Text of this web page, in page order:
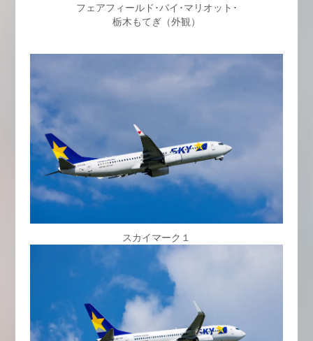
フェアフィールド･バイ･マリオット･
栃木もてぎ（外観）
スカイマーク１